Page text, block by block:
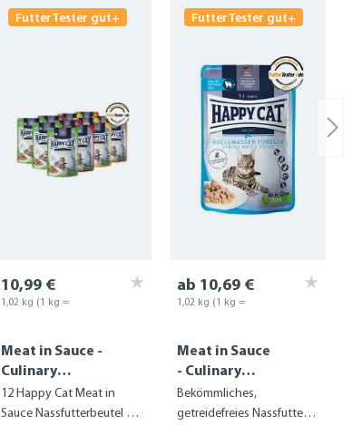
FutterTester gut+
Meat in Sauce -
Culinary
Mixpaket 2
12 Happy Cat Meat in
Sauce Nassfutterbeutel mit
10,99 €
1,02 kg (1 kg =
FutterTester gut+
Meat in Sauce
- Culinary
Quellwasser-
Forelle
Bekömmliches,
getreidefreies Nassfutter
ab 10,69 €
1,02 kg (1 kg =